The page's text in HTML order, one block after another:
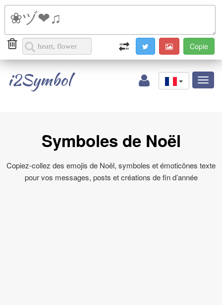
i2Symbol
Symboles de Noël
Copiez-collez des emojis de Noël, symboles et émoticônes texte
pour vos messages, posts et créations de fin d’année